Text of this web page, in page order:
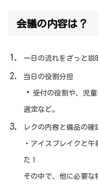
会議の内容は？
一日の流れをざっと説
当日の役割分担
・ 受付の役割や、児
選定など。
レクの内容と備品の確
・アイスブレイクと
た！
その中で、他に必要な